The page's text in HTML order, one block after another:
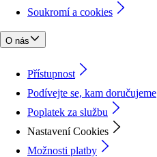
Soukromí a cookies
O nás
Přístupnost
Podívejte se, kam doručujeme
Poplatek za službu
Nastavení Cookies
Možnosti platby